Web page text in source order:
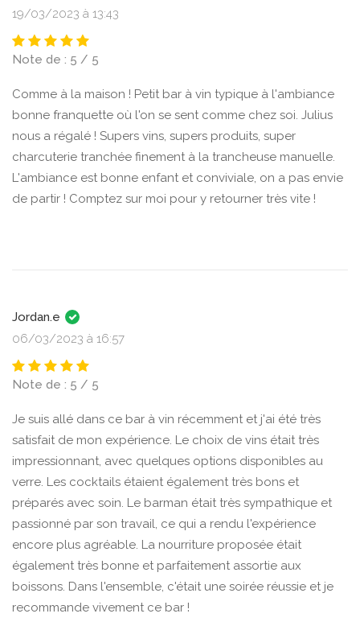
19/03/2023 à 13:43
Note de : 5 / 5
Comme à la maison ! Petit bar à vin typique à l'ambiance
bonne franquette où l'on se sent comme chez soi. Julius
nous a régalé ! Supers vins, supers produits, super
charcuterie tranchée finement à la trancheuse manuelle.
L'ambiance est bonne enfant et conviviale, on a pas envie
de partir ! Comptez sur moi pour y retourner très vite !
Jordan.e
06/03/2023 à 16:57
Note de : 5 / 5
Je suis allé dans ce bar à vin récemment et j'ai été très
satisfait de mon expérience. Le choix de vins était très
impressionnant, avec quelques options disponibles au
verre. Les cocktails étaient également très bons et
préparés avec soin. Le barman était très sympathique et
passionné par son travail, ce qui a rendu l'expérience
encore plus agréable. La nourriture proposée était
également très bonne et parfaitement assortie aux
boissons. Dans l'ensemble, c'était une soirée réussie et je
recommande vivement ce bar !